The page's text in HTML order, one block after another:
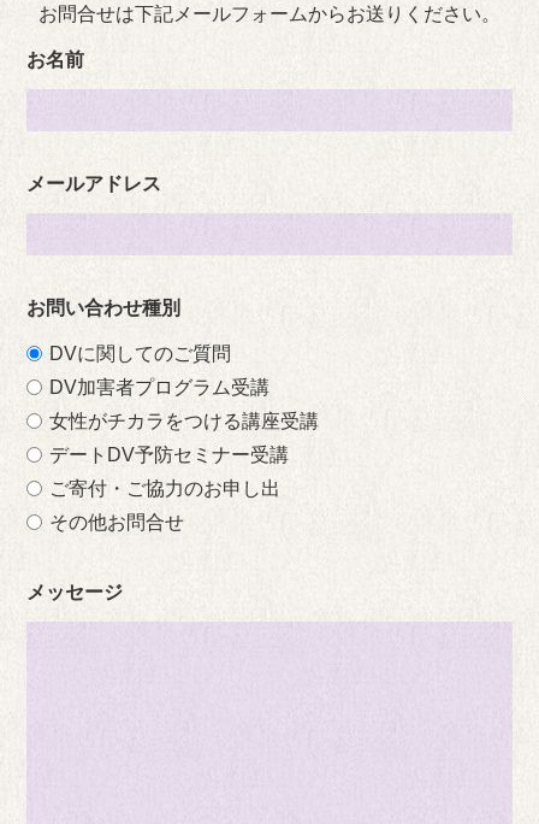
お問合せは下記メールフォームからお送りください。
お名前
メールアドレス
お問い合わせ種別
DVに関してのご質問
DV加害者プログラム受講
女性がチカラをつける講座受講
デートDV予防セミナー受講
ご寄付・ご協力のお申し出
その他お問合せ
メッセージ